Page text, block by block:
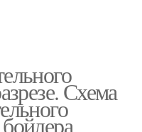
Схема